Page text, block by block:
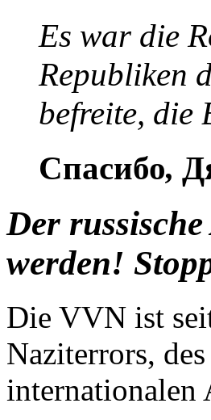
Es war die
Republiken
befreite, die
Спасибо,
Der
werden!
Die VVN ist
Naziterrors,
internationalen